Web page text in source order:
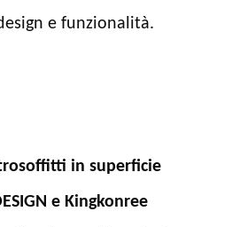
e funzionalità.
in superficie
e Kingkonree